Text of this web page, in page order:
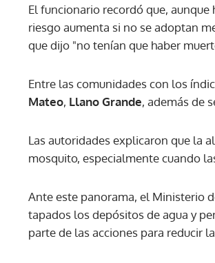
El funcionario recordó que,
riesgo aumenta si no se adoptan
que dijo "no tenían que haber
Entre las comunidades con los
Mateo, Llano Grande, además de
Las autoridades explicaron que la
mosquito, especialmente cuando
Ante este panorama, el Ministerio
tapados los depósitos de agua y
parte de las acciones para reducir